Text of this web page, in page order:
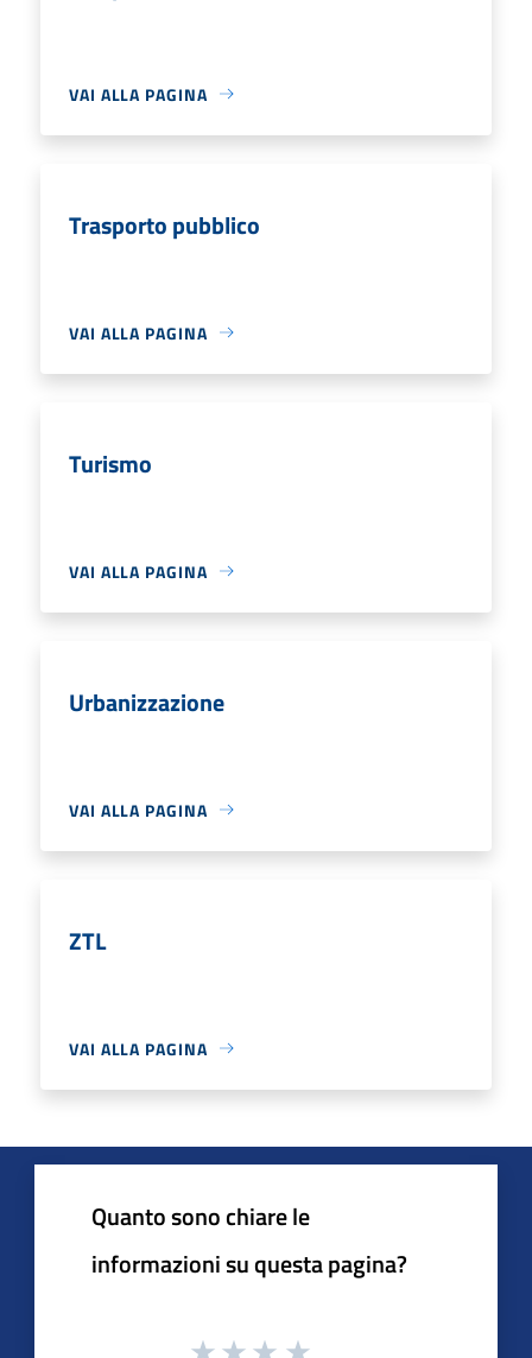
VAI ALLA PAGINA
Trasporto pubblico
VAI ALLA PAGINA
Turismo
VAI ALLA PAGINA
Urbanizzazione
VAI ALLA PAGINA
ZTL
VAI ALLA PAGINA
Quanto sono chiare le
informazioni su questa pagina?